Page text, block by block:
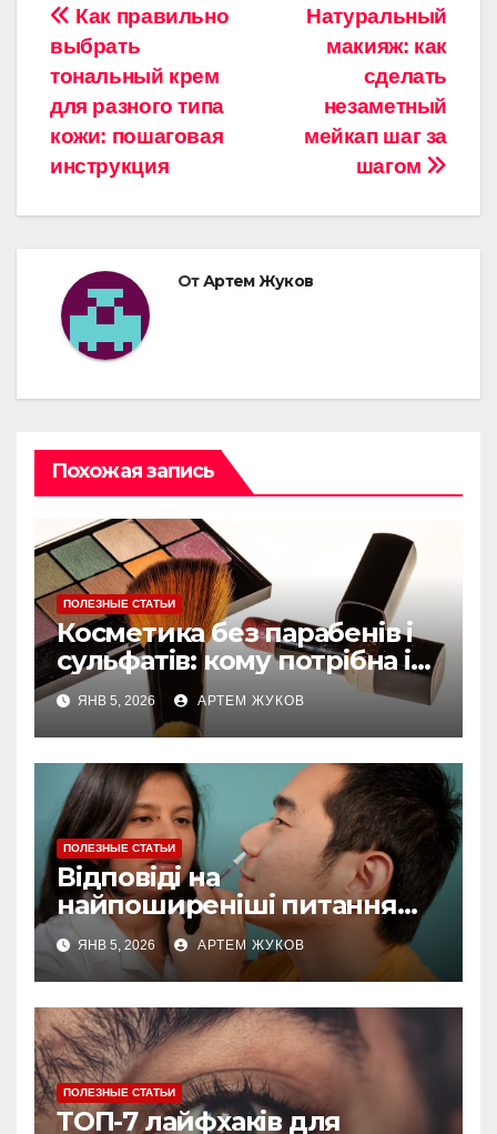
Навигация
по
записям
Натуральный
макияж: как
сделать
незаметный
мейкап шаг за
шагом
Как правильно
выбрать
тональный крем
для разного типа
кожи: пошаговая
инструкция
ОтАртем Жуков
Похожая запись
ПОЛЕЗНЫЕ СТАТЬИ
Косметика без парабенів і
сульфатів: кому потрібна і
як обирати
ЯНВ 5, 2026 АРТЕМ ЖУКОВ
ПОЛЕЗНЫЕ СТАТЬИ
Відповіді на
найпоширеніші питання
про догляд за губами
ЯНВ 5, 2026 АРТЕМ ЖУКОВ
ПОЛЕЗНЫЕ СТАТЬИ
ТОП-7 лайфхаків для